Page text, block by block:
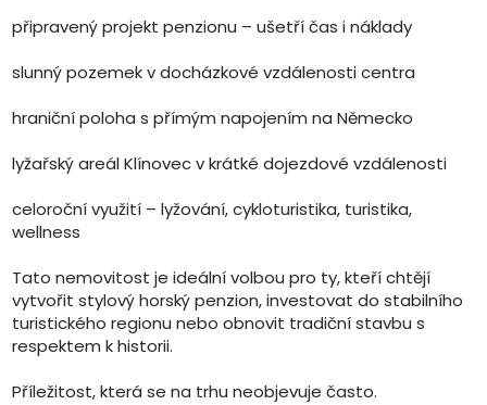
připravený projekt penzionu – ušetří čas i náklady
slunný pozemek v docházkové vzdálenosti centra
hraniční poloha s přímým napojením na Německo
lyžařský areál Klínovec v krátké dojezdové vzdálenosti
celoroční využití – lyžování, cykloturistika, turistika,
wellness
Tato nemovitost je ideální volbou pro ty, kteří chtějí
vytvořit stylový horský penzion, investovat do stabilního
turistického regionu nebo obnovit tradiční stavbu s
respektem k historii.
Příležitost, která se na trhu neobjevuje často.